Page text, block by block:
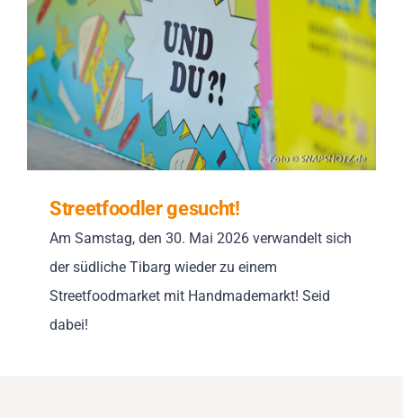
Über uns
SUCHE
NACH:
Streetfoodler gesucht!
Am Samstag, den 30. Mai 2026 verwandelt sich
der südliche Tibarg wieder zu einem
Streetfoodmarket mit Handmademarkt! Seid
dabei!